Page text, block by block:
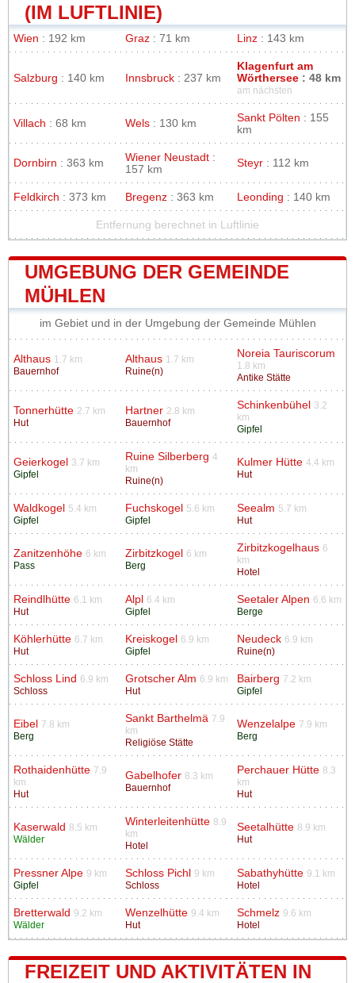
(IM LUFTLINIE)
Wien : 192 km Graz : 71 km Linz : 143 km
Salzburg : 140 km Innsbruck : 237 km
Klagenfurt am
Wörthersee : 48 km
am nächsten
Villach : 68 km Wels : 130 km Sankt Pölten : 155
km
Dornbirn : 363 km Wiener Neustadt :
157 km
Steyr : 112 km
Feldkirch : 373 km Bregenz : 363 km Leonding : 140 km
Entfernung berechnet in Luftlinie
UMGEBUNG DER GEMEINDE
MÜHLEN
im Gebiet und in der Umgebung der Gemeinde Mühlen
Althaus 1.7 km
Bauernhof
Althaus 1.7 km
Ruine(n)
Noreia Tauriscorum
1.8 km
Antike Stätte
Tonnerhütte 2.7 km
Hut
Hartner 2.8 km
Bauernhof
Schinkenbühel
3.2
km
Gipfel
Geierkogel
3.7 km
Gipfel
Ruine Silberberg 4
km
Ruine(n)
Kulmer Hütte 4.4 km
Hut
Waldkogel
5.4 km
Gipfel
Fuchskogel
5.6 km
Gipfel
Seealm 5.7 km
Hut
Zanitzenhöhe 6 km
Pass
Zirbitzkogel
6 km
Berg
Zirbitzkogelhaus 6
km
Hotel
Reindlhütte 6.1 km
Hut
Alpl
6.4 km
Gipfel
Seetaler Alpen 6.6 km
Berge
Köhlerhütte 6.7 km
Hut
Kreiskogel
6.9 km
Gipfel
Neudeck 6.9 km
Ruine(n)
Schloss Lind 6.9 km
Schloss
Grotscher Alm 6.9 km
Hut
Bairberg 7.2 km
Gipfel
Eibel
7.8 km
Berg
Sankt Barthelmä 7.9
km
Religiöse Stätte
Wenzelalpe 7.9 km
Berg
Rothaidenhütte 7.9
km
Hut
Gabelhofer 8.3 km
Bauernhof
Perchauer Hütte 8.3
km
Hut
Kaserwald 8.5 km
Wälder
Winterleitenhütte 8.9
km
Hotel
Seetalhütte 8.9 km
Hut
Pressner Alpe 9 km
Gipfel
Schloss Pichl
9 km
Schloss
Sabathyhütte 9.1 km
Hotel
Bretterwald 9.2 km
Wälder
Wenzelhütte 9.4 km
Hut
Schmelz 9.6 km
Hotel
FREIZEIT UND AKTIVITÄTEN IN